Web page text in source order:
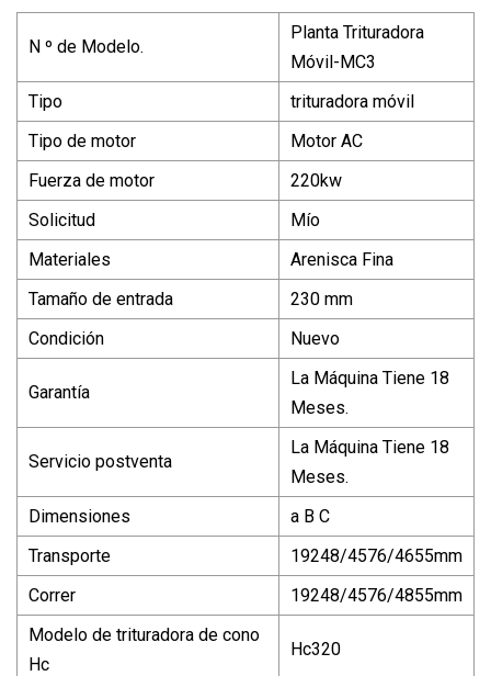
N º de Modelo.
Planta Trituradora
Móvil-MC3
Tipo
trituradora móvil
Tipo de motor
Motor AC
Fuerza de motor
220kw
Solicitud
Mío
Materiales
Arenisca Fina
Tamaño de entrada
230 mm
Condición
Nuevo
Garantía
La Máquina Tiene 18
Meses.
Servicio postventa
La Máquina Tiene 18
Meses.
Dimensiones
a B C
Transporte
19248/4576/4655mm
Correr
19248/4576/4855mm
Modelo de trituradora de cono
Hc
Hc320